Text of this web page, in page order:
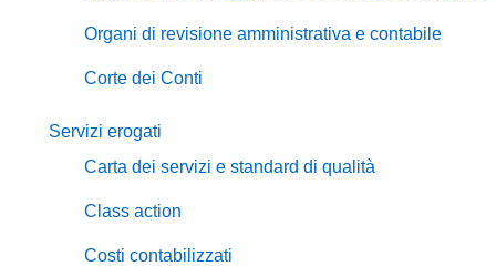
Organi di revisione amministrativa e contabile
Corte dei Conti
Servizi erogati
Carta dei servizi e standard di qualità
Class action
Costi contabilizzati